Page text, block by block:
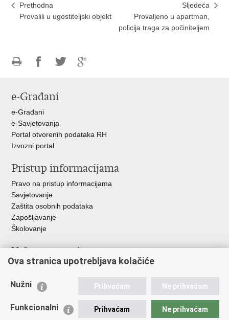
Prethodna
Provalili u ugostiteljski objekt
Sljedeća
Provaljeno u apartman,
policija traga za počiniteljem
FacebookuTwitteru
e-Građani
e-Građani
e-Savjetovanja
Portal otvorenih podataka RH
Izvozni portal
Pristup informacijama
Pravo na pristup informacijama
Savjetovanje
Zaštita osobnih podataka
Zapošljavanje
Školovanje
Važne poveznice
Ministarstvo unutarnjih poslova
Udruge
Policijska akademija
Ova stranica upotrebljava kolačiće
Nužni Prihvaćam Ne prihvaćam
Funkcionalni Prihvaćam Ne prihvaćam